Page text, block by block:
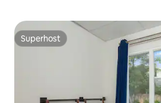
Superhost
Superhost